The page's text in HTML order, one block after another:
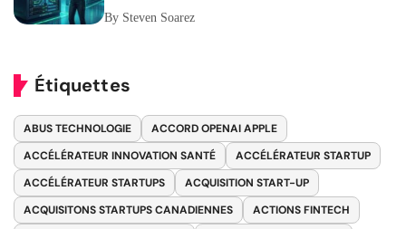
By Steven Soarez
Étiquettes
ABUS TECHNOLOGIE
ACCORD OPENAI APPLE
ACCÉLÉRATEUR INNOVATION SANTÉ
ACCÉLÉRATEUR STARTUP
ACCÉLÉRATEUR STARTUPS
ACQUISITION START-UP
ACQUISITONS STARTUPS CANADIENNES
ACTIONS FINTECH